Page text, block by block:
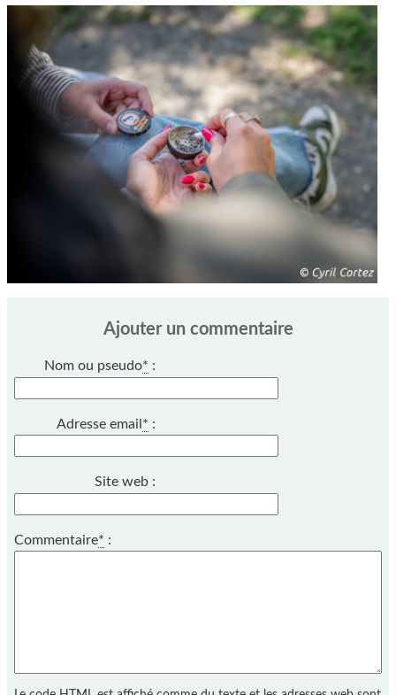
Ajouter un commentaire
Nom ou pseudo* :
Adresse email * :
Site web :
Commentaire* :